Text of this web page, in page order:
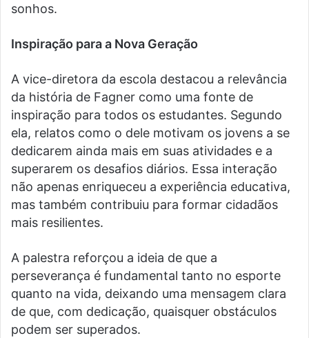
sonhos.
Inspiração para a Nova Geração
A vice-diretora da escola destacou a relevância
da história de Fagner como uma fonte de
inspiração para todos os estudantes. Segundo
ela, relatos como o dele motivam os jovens a se
dedicarem ainda mais em suas atividades e a
superarem os desafios diários. Essa interação
não apenas enriqueceu a experiência educativa,
mas também contribuiu para formar cidadãos
mais resilientes.
A palestra reforçou a ideia de que a
perseverança é fundamental tanto no esporte
quanto na vida, deixando uma mensagem clara
de que, com dedicação, quaisquer obstáculos
podem ser superados.